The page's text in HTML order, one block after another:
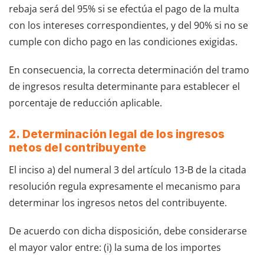
rebaja será del 95% si se efectúa el pago de la multa
con los intereses correspondientes, y del 90% si no se
cumple con dicho pago en las condiciones exigidas.
En consecuencia, la correcta determinación del tramo
de ingresos resulta determinante para establecer el
porcentaje de reducción aplicable.
2. Determinación legal de los ingresos
netos del contribuyente
El inciso a) del numeral 3 del artículo 13-B de la citada
resolución regula expresamente el mecanismo para
determinar los ingresos netos del contribuyente.
De acuerdo con dicha disposición, debe considerarse
el mayor valor entre: (i) la suma de los importes